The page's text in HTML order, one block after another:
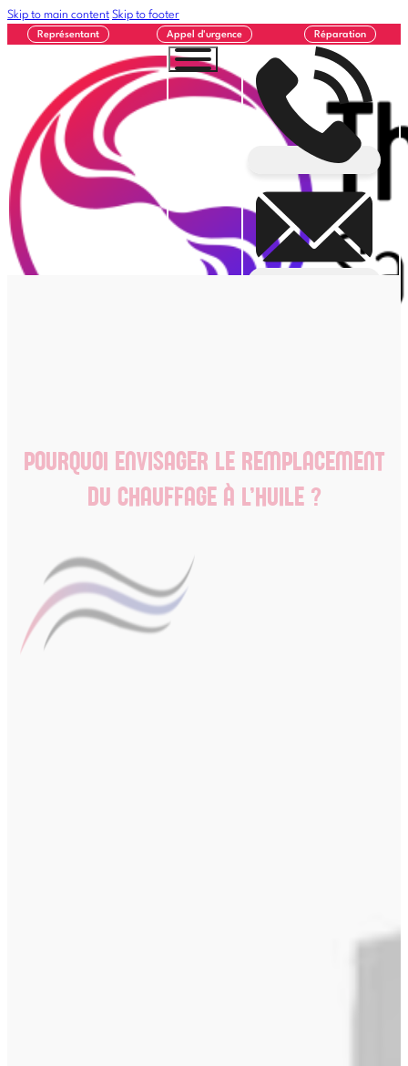
Skip to main content Skip to footer
Représentant Appel d'urgence Réparation
POURQUOI ENVISAGER LE REMPLACEMENT
DU CHAUFFAGE À L’HUILE ?